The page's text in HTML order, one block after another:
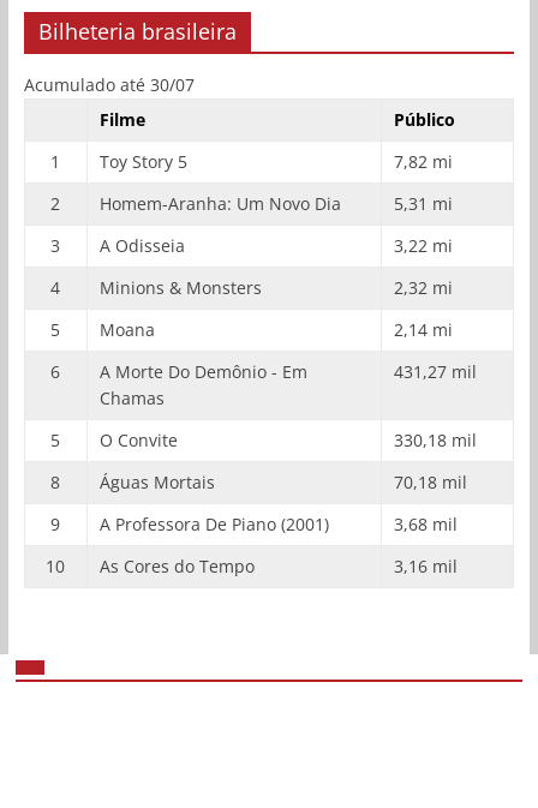
Bilheteria brasileira
Acumulado até 30/07
Filme
Público
1
Toy Story 5
7,82 mi
2
Homem-Aranha: Um Novo Dia
5,31 mi
3
A Odisseia
3,22 mi
4
Minions & Monsters
2,32 mi
5
Moana
2,14 mi
6
A Morte Do Demônio - Em
Chamas
431,27 mil
5 O Convite
330,18 mil
8
Águas Mortais
70,18 mil
9
A Professora De Piano (2001)
3,68 mil
10
As Cores do Tempo 3,16 mil